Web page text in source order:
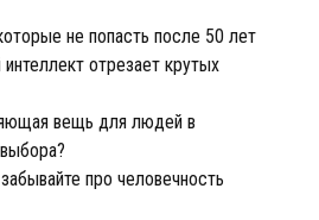
не попасть после 50 лет
отрезает крутых
вещь для людей в
про человечность